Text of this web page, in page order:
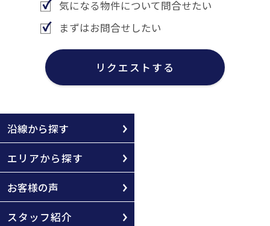
気になる物件について問合せたい
まずはお問合せしたい
リクエストする
沿線から探す
エリアから探す
お客様の声
スタッフ紹介